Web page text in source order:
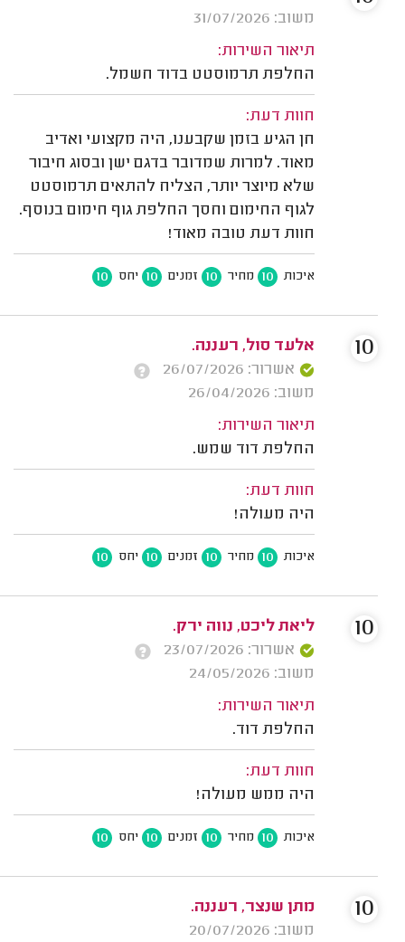
משוב: 31/07/2026
תיאור השירות:
החלפת תרמוסטט בדוד חשמל.
חוות דעת:
חן הגיע בזמן שקבענו, היה מקצועי ואדיב
מאוד. למרות שמדובר בדגם ישן ובסוג חיבור
שלא מיוצר יותר, הצליח להתאים תרמוסטט
לגוף החימום וחסך החלפת גוף חימום בנוסף.
חוות דעת טובה מאוד!
איכות 10 מחיר 10 זמנים 10 יחס 10
אלעד סול, רעננה.
אשרור: 26/07/2026
משוב: 26/04/2026
תיאור השירות:
החלפת דוד שמש.
חוות דעת:
היה מעולה!
איכות 10 מחיר 10 זמנים 10 יחס 10
10
ליאת ליכט, נווה ירק.
אשרור: 23/07/2026
משוב: 24/05/2026
תיאור השירות:
החלפת דוד.
חוות דעת:
היה ממש מעולה!
איכות 10 מחיר 10 זמנים 10 יחס 10
10
מתן שנצר, רעננה.
משוב: 20/07/2026
10